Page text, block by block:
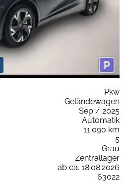
Pkw
Geländewagen
Sep / 2025
Automatik
11.090 km
5
Grau
Zentrallager
ab ca. 18.08.2026
63022